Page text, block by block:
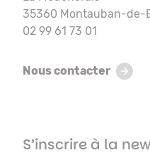
35360 Montauban-de-
02 99 61 73 01
Nous contacter
S’inscrire à la